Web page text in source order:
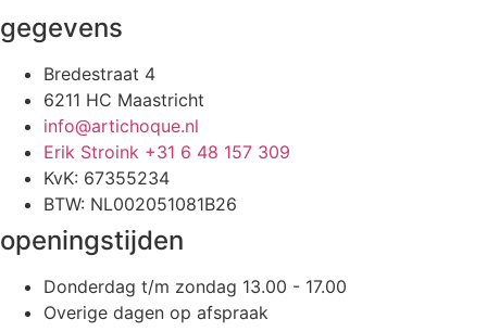
gegevens
Bredestraat 4
6211 HC Maastricht
info@artichoque.nl
Erik Stroink +31 6 48 157 309
KvK: 67355234
BTW: NL002051081B26
openingstijden
Donderdag t/m zondag 13.00 - 17.00
Overige dagen op afspraak